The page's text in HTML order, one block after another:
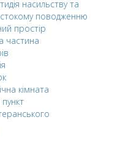
насильству та
поводженню
простір
частина
кімната